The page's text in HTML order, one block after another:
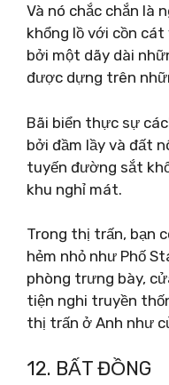
Và nó chắc chắn là
khổng lồ với cồn
bởi một dãy dài
được dựng trên
Bãi biển thực sự
bởi đầm lầy và đất
tuyến đường sắt
khu nghỉ mát.
Trong thị trấn, bạn
hẻm nhỏ như Phố
phòng trưng bày,
tiện nghi truyền
thị trấn ở Anh như
12. BẤT ĐỒNG